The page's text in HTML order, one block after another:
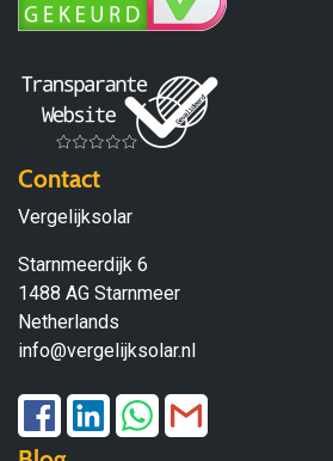
Contact
Vergelijksolar
Starnmeerdijk 6
1488 AG Starnmeer
Netherlands
info@vergelijksolar.nl